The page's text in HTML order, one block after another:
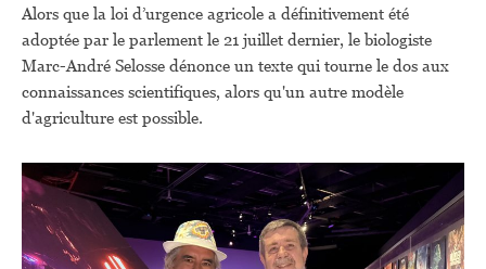
Alors que la loi d’urgence agricole a définitivement été
adoptée par le parlement le 21 juillet dernier, le biologiste
Marc-André Selosse dénonce un texte qui tourne le dos aux
connaissances scientifiques, alors qu'un autre modèle
d'agriculture est possible.